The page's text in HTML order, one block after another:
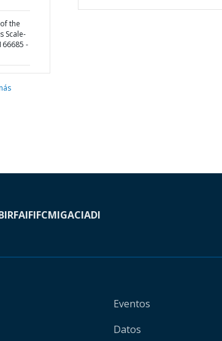
the
Scale-
-
AIFIFCMIGACIADI
Eventos
Datos